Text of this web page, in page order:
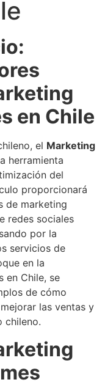
en Chile
el Marketing
herramienta
del
proporcionará
de marketing
redes sociales
por la
servicios de
en la
en Chile, se
de cómo
las ventas y
chileno.